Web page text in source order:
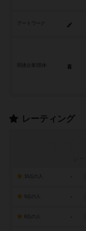
アートワーク
レーティング
-
-
-